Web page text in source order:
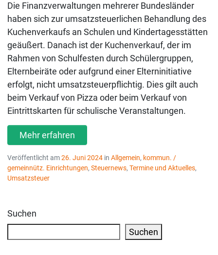
Die Finanzverwaltungen mehrerer Bundesländer
haben sich zur umsatzsteuerlichen Behandlung des
Kuchenverkaufs an Schulen und Kindertagesstätten
geäußert. Danach ist der Kuchenverkauf, der im
Rahmen von Schulfesten durch Schülergruppen,
Elternbeiräte oder aufgrund einer Elterninitiative
erfolgt, nicht umsatzsteuerpflichtig. Dies gilt auch
beim Verkauf von Pizza oder beim Verkauf von
Eintrittskarten für schulische Veranstaltungen.
Mehr erfahren
Veröffentlicht am26. Juni 2024 in Allgemein, kommun. /
gemeinnütz. Einrichtungen, Steuernews, Termine und Aktuelles,
Umsatzsteuer
Suchen
Suchen